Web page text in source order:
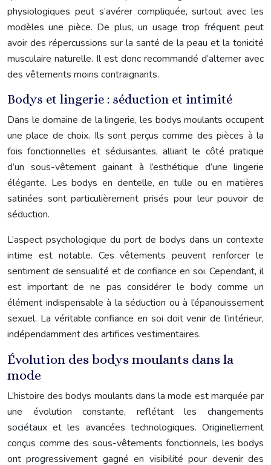
physiologiques peut s’avérer compliquée, surtout avec les
modèles une pièce. De plus, un usage trop fréquent peut
avoir des répercussions sur la santé de la peau et la tonicité
musculaire naturelle. Il est donc recommandé d’alterner avec
des vêtements moins contraignants.
Bodys et lingerie : séduction et intimité
Dans le domaine de la lingerie, les bodys moulants occupent
une place de choix. Ils sont perçus comme des pièces à la
fois fonctionnelles et séduisantes, alliant le côté pratique
d’un sous-vêtement gainant à l’esthétique d’une lingerie
élégante. Les bodys en dentelle, en tulle ou en matières
satinées sont particulièrement prisés pour leur pouvoir de
séduction.
L’aspect psychologique du port de bodys dans un contexte
intime est notable. Ces vêtements peuvent renforcer le
sentiment de sensualité et de confiance en soi. Cependant, il
est important de ne pas considérer le body comme un
élément indispensable à la séduction ou à l’épanouissement
sexuel. La véritable confiance en soi doit venir de l’intérieur,
indépendamment des artifices vestimentaires.
Évolution des bodys moulants dans la
mode
L’histoire des bodys moulants dans la mode est marquée par
une évolution constante, reflétant les changements
sociétaux et les avancées technologiques. Originellement
conçus comme des sous-vêtements fonctionnels, les bodys
ont progressivement gagné en visibilité pour devenir des